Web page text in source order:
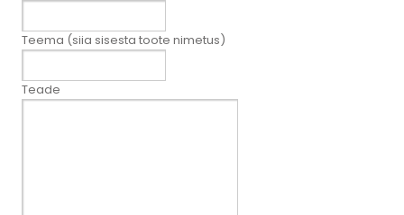
Teema (siia sisesta toote nimetus)
Teade